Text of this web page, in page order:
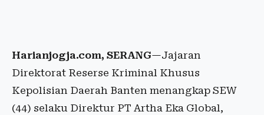
Harianjogja.com, SERANG—Jajaran
Direktorat Reserse Kriminal Khusus
Kepolisian Daerah Banten menangkap SEW
(44) selaku Direktur PT Artha Eka Global,